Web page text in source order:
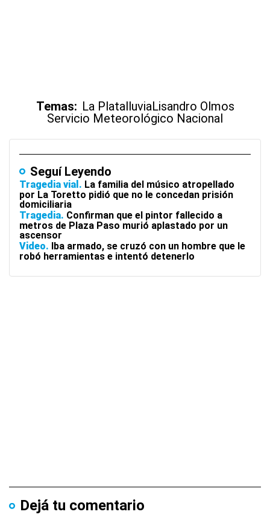
Temas: La PlatalluviaLisandro Olmos
Servicio Meteorológico Nacional
Seguí Leyendo
Tragedia vial
La familia del músico atropellado
por La Toretto pidió que no le concedan prisión
domiciliaria
Tragedia Confirman que el pintor fallecido a
metros de Plaza Paso murió aplastado por un
ascensor
Video Iba armado, se cruzó con un hombre que le
robó herramientas e intentó detenerlo
Dejá tu comentario